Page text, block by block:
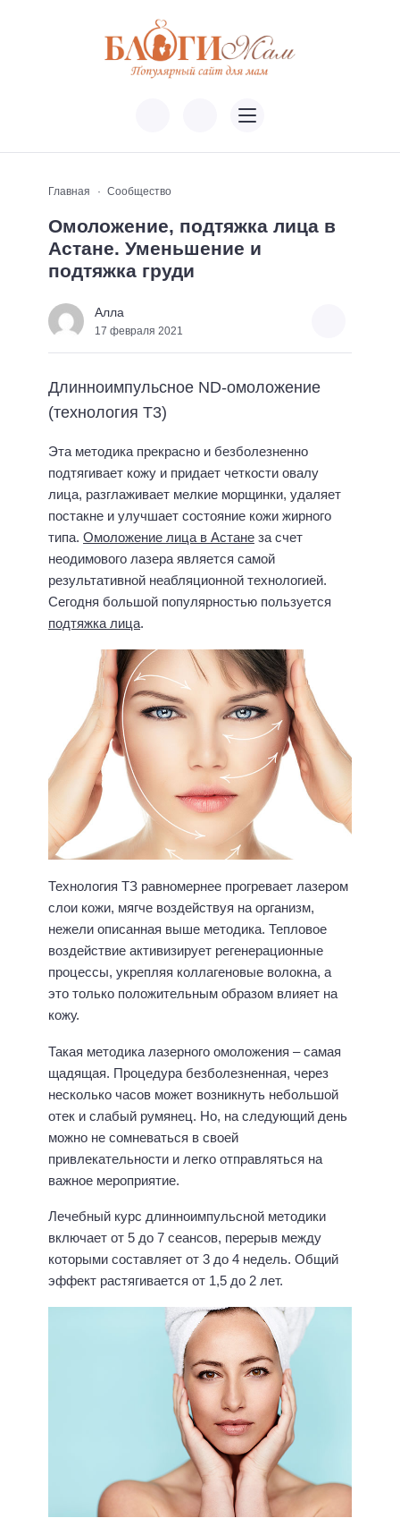
Главная Сообщество
Омоложение, подтяжка лица в
Астане. Уменьшение и
подтяжка груди
Алла
17 февраля 2021
Длинноимпульсное ND-омоложение
(технология Т3)
Эта методика прекрасно и безболезненно
подтягивает кожу и придает четкости овалу
лица, разглаживает мелкие морщинки, удаляет
постакне и улучшает состояние кожи жирного
типа. Омоложение лица в Астане за счет
неодимового лазера является самой
результативной неабляционной технологией.
Сегодня большой популярностью пользуется
подтяжка лица.
Технология ТЗ равномернее прогревает лазером
слои кожи, мягче воздействуя на организм,
нежели описанная выше методика. Тепловое
воздействие активизирует регенерационные
процессы, укрепляя коллагеновые волокна, а
это только положительным образом влияет на
кожу.
Такая методика лазерного омоложения – самая
щадящая. Процедура безболезненная, через
несколько часов может возникнуть небольшой
отек и слабый румянец. Но, на следующий день
можно не сомневаться в своей
привлекательности и легко отправляться на
важное мероприятие.
Лечебный курс длинноимпульсной методики
включает от 5 до 7 сеансов, перерыв между
которыми составляет от 3 до 4 недель. Общий
эффект растягивается от 1,5 до 2 лет.